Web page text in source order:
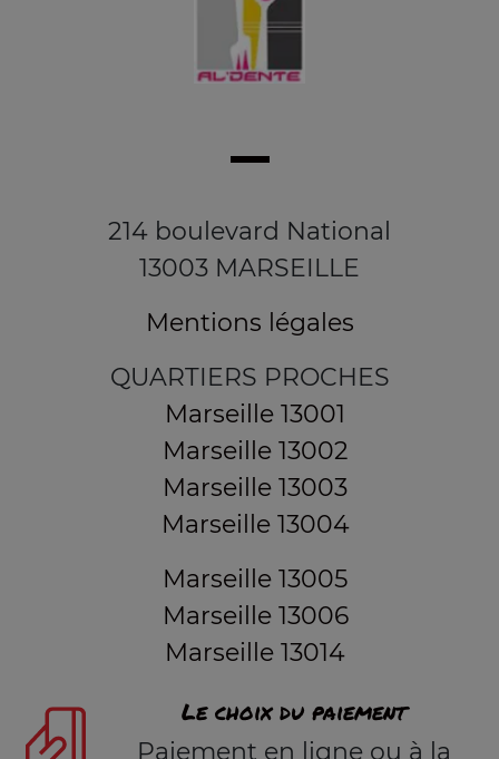
214 boulevard National
13003 MARSEILLE
Mentions légales
QUARTIERS PROCHES
Marseille 13001
Marseille 13002
Marseille 13003
Marseille 13004
Marseille 13005
Marseille 13006
Marseille 13014
Le choix du paiement
Paiement en ligne ou à la